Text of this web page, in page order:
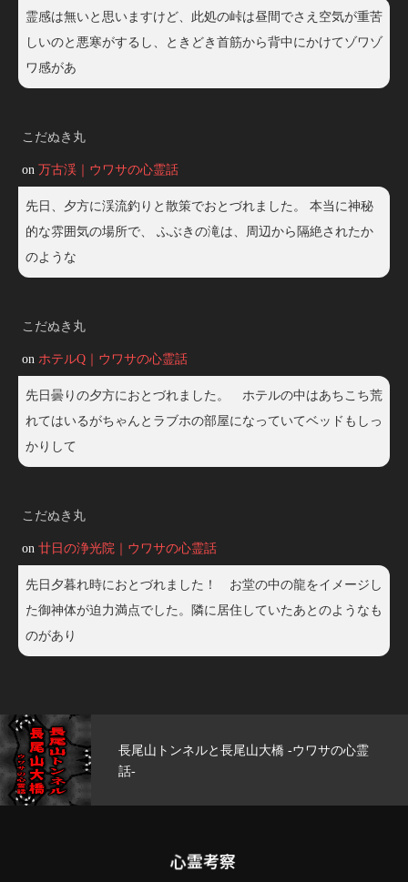
霊感は無いと思いますけど、此処の峠は昼間でさえ空気が重苦
しいのと悪寒がするし、ときどき首筋から背中にかけてゾワゾ
ワ感があ
こだぬき丸
on 万古渓｜ウワサの心霊話
先日、夕方に渓流釣りと散策でおとづれました。 本当に神秘
的な雰囲気の場所で、 ふぶきの滝は、周辺から隔絶されたか
のような
こだぬき丸
on ホテルQ｜ウワサの心霊話
先日曇りの夕方におとづれました。 ホテルの中はあちこち荒
れてはいるがちゃんとラブホの部屋になっていてベッドもしっ
かりして
こだぬき丸
on 廿日の浄光院｜ウワサの心霊話
先日夕暮れ時におとづれました！ お堂の中の龍をイメージし
た御神体が迫力満点でした。隣に居住していたあとのようなも
のがあり
長尾山トンネルと長尾山大橋 -ウワサの心霊
話-
心霊考察